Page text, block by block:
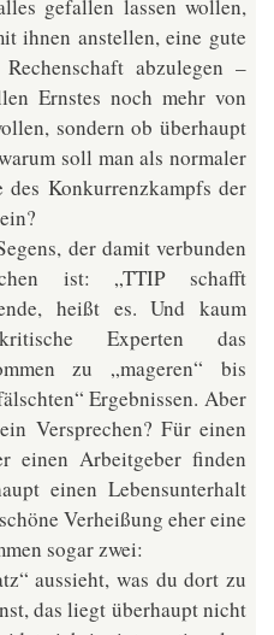
gefallen lassen wollen,
ihnen anstellen, eine gute
abzulegen –
Ernstes noch mehr von
sondern ob überhaupt
soll man als normaler
Konkurrenzkampfs der
der damit verbunden
ist: „TTIP schafft
heißt es. Und kaum
Experten das
zu „mageren“ bis
Ergebnissen. Aber
Versprechen? Für einen
einen Arbeitgeber finden
einen Lebensunterhalt
Verheißung eher eine
sogar zwei:
aussieht, was du dort zu
das liegt überhaupt nicht